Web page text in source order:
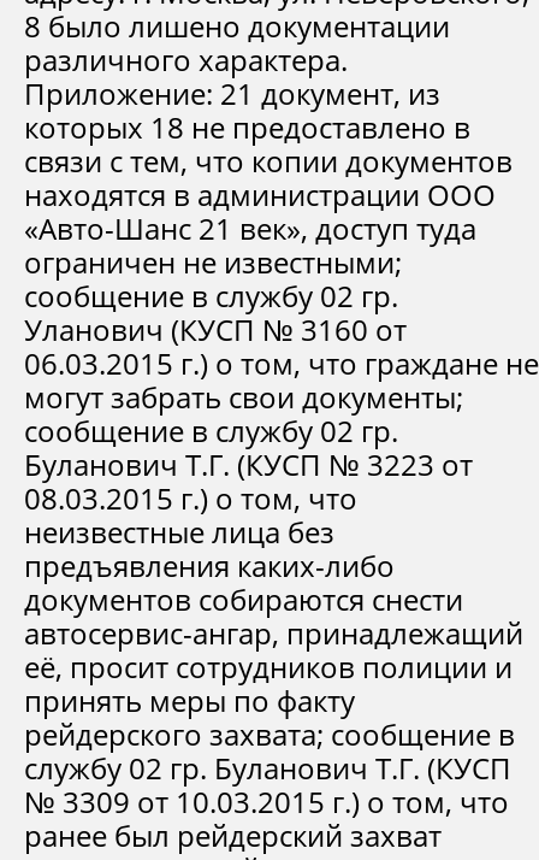
8 было лишено документации
различного характера.
Приложение: 21 документ, из
которых 18 не предоставлено в
связи с тем, что копии документов
находятся в администрации ООО
«Авто-Шанс 21 век», доступ туда
ограничен не известными;
сообщение в службу 02 гр.
Уланович (КУСП № 3160 от
06.03.2015 г.) о том, что граждане не
могут забрать свои документы;
сообщение в службу 02 гр.
Буланович Т.Г. (КУСП № 3223 от
08.03.2015 г.) о том, что
неизвестные лица без
предъявления каких-либо
документов собираются снести
автосервис-ангар, принадлежащий
её, просит сотрудников полиции и
принять меры по факту
рейдерского захвата; сообщение в
службу 02 гр. Буланович Т.Г. (КУСП
№ 3309 от 10.03.2015 г.) о том, что
ранее был рейдерский захват